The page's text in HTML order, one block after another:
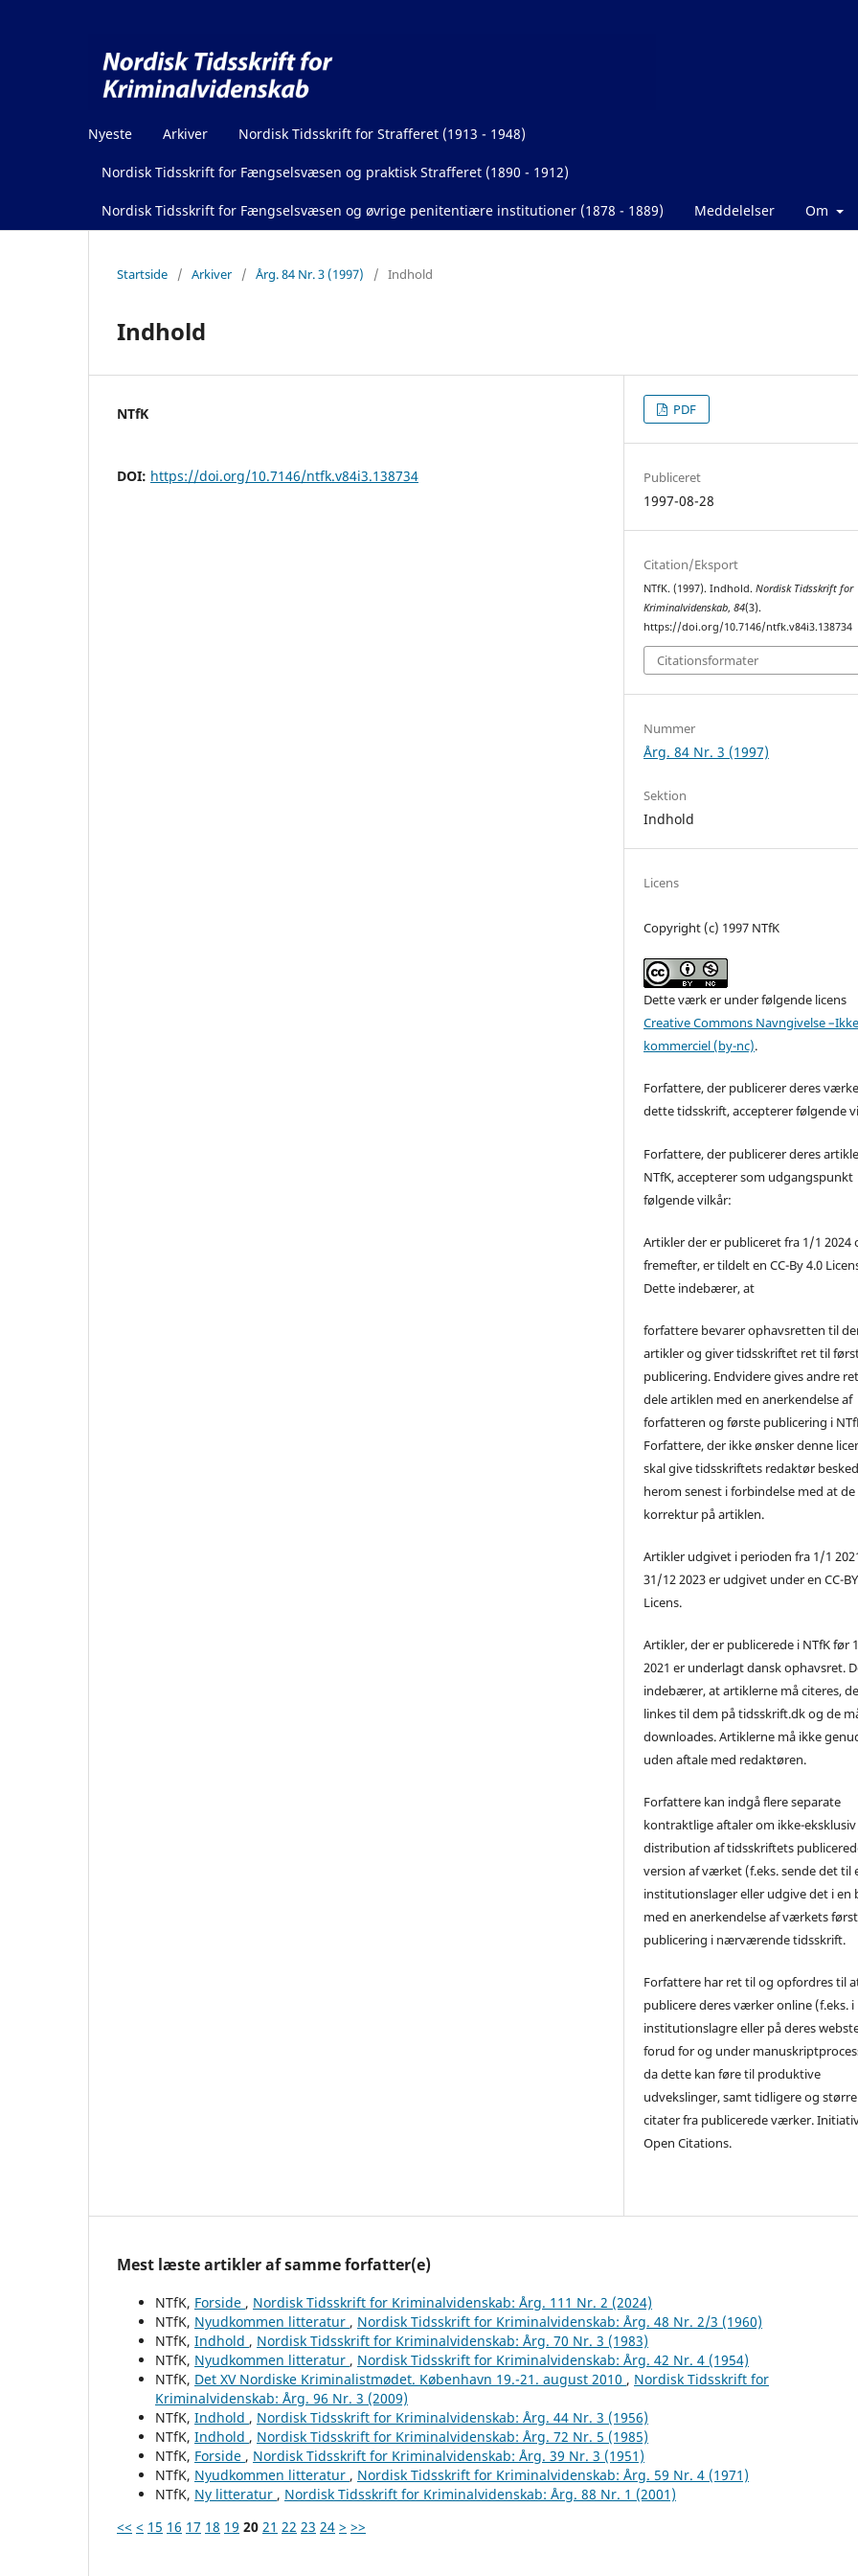
Nyeste Arkiver Nordisk Tidsskrift for Strafferet (1913 - 1948)
Nordisk Tidsskrift for Fængselsvæsen og praktisk Strafferet (1890 - 1912)
Nordisk Tidsskrift for Fængselsvæsen og øvrige penitentiære institutioner (1878 - 1889) Meddelelser Om
Startside / Arkiver / Årg. 84 Nr. 3 (1997) / Indhold
Indhold
NTfK
DOI: https://doi.org/10.7146/ntfk.v84i3.138734
PDF
Publiceret
1997-08-28
Citation/Eksport
NTfK. (1997). Indhold.Nordisk Tidsskrift for
Kriminalvidenskab,84(3).
https://doi.org/10.7146/ntfk.v84i3.138734
Citationsformater
Nummer
Årg. 84 Nr. 3 (1997)
Sektion
Indhold
Licens
Copyright (c) 1997 NTfK
Dette værk er under følgende licens
Creative Commons Navngivelse
kommerciel (by-nc).
Forfattere, der publicerer deres
dette tidsskrift, accepterer følgende
Forfattere, der publicerer deres
NTfK, accepterer som udgangspunkt
følgende vilkår:
Artikler der er publiceret fra 1/1 2024
fremefter, er tildelt en CC-By 4.0
Dette indebærer, at
forfattere bevarer ophavsretten til
artikler og giver tidsskriftet ret til
publicering. Endvidere gives andre
dele artiklen med en anerkendelse af
forfatteren og første publicering i
Forfattere, der ikke ønsker denne
skal give tidsskriftets redaktør besked
herom senest i forbindelse med at
korrektur på artiklen.
Artikler udgivet i perioden fra 1/1
31/12 2023 er udgivet under en CC-
Licens.
Artikler, der er publicerede i NTfK før
2021 er underlagt dansk ophavsret.
indebærer, at artiklerne må citeres,
linkes til dem på tidsskrift.dk og de
downloades. Artiklerne må ikke
uden aftale med redaktøren.
Forfattere kan indgå flere separate
kontraktlige aftaler om ikke-eksklusiv
distribution af tidsskriftets
version af værket (f.eks. sende det til
institutionslager eller udgive det i en
med en anerkendelse af værkets
publicering i nærværende tidsskrift.
Forfattere har ret til og opfordres til
publicere deres værker online (f.eks. i
institutionslagre eller på deres
forud for og under
da dette kan føre til produktive
udvekslinger, samt tidligere og større
citater fra publicerede værker.
Open Citations.
Mest læste artikler af samme forfatter(e)
NTfK, Forside , Nordisk Tidsskrift for Kriminalvidenskab: Årg. 111 Nr. 2 (2024)
NTfK, Nyudkommen litteratur , Nordisk Tidsskrift for Kriminalvidenskab: Årg. 48 Nr. 2/3 (1960)
NTfK, Indhold , Nordisk Tidsskrift for Kriminalvidenskab: Årg. 70 Nr. 3 (1983)
NTfK, Nyudkommen litteratur , Nordisk Tidsskrift for Kriminalvidenskab: Årg. 42 Nr. 4 (1954)
NTfK, Det XV Nordiske Kriminalistmødet. København 19.-21. august 2010 , Nordisk Tidsskrift for
Kriminalvidenskab: Årg. 96 Nr. 3 (2009)
NTfK, Indhold , Nordisk Tidsskrift for Kriminalvidenskab: Årg. 44 Nr. 3 (1956)
NTfK, Indhold , Nordisk Tidsskrift for Kriminalvidenskab: Årg. 72 Nr. 5 (1985)
NTfK, Forside , Nordisk Tidsskrift for Kriminalvidenskab: Årg. 39 Nr. 3 (1951)
NTfK, Nyudkommen litteratur , Nordisk Tidsskrift for Kriminalvidenskab: Årg. 59 Nr. 4 (1971)
NTfK, Ny litteratur , Nordisk Tidsskrift for Kriminalvidenskab: Årg. 88 Nr. 1 (2001)
<< < 15 16 17 18 19 20 21 22 23 24 > >>